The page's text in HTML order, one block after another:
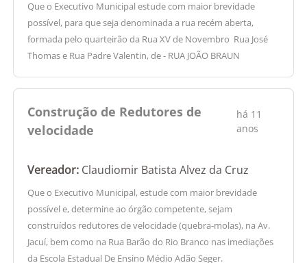
Que o Executivo Municipal estude com maior brevidade
possível, para que seja denominada a rua recém aberta,
formada pelo quarteirão da Rua XV de Novembro  Rua José
Thomas e Rua Padre Valentin, de - RUA JOÃO BRAUN
Construção de Redutores de
velocidade
há 11
anos
Vereador: Claudiomir Batista Alvez da Cruz
Que o Executivo Municipal, estude com maior brevidade
possível e, determine ao órgão competente, sejam
construídos redutores de velocidade (quebra-molas), na Av.
Jacuí, bem como na Rua Barão do Rio Branco nas imediações
da Escola Estadual De Ensino Médio Adão Seger.